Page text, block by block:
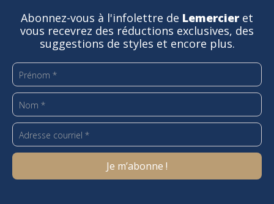
Abonnez-vous à l'infolettre de Lemercier et
vous recevrez des réductions exclusives, des
suggestions de styles et encore plus.